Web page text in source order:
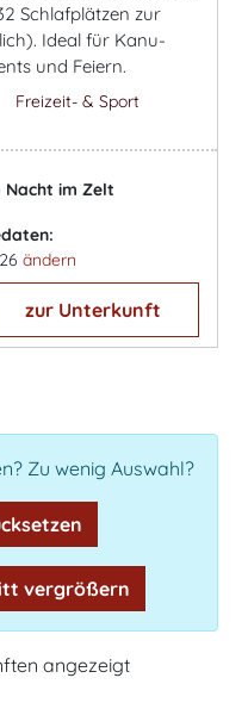
Schlafplätzen zur
Ideal für Kanu-
und Feiern.
Freizeit- & Sport
Nacht im Zelt
ändern
zur Unterkunft
Zu wenig Auswahl?
vergrößern
angezeigt